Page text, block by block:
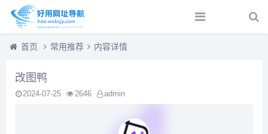
首页 常用推荐 内容详情
改图鸭
2024-07-25 2646 admin